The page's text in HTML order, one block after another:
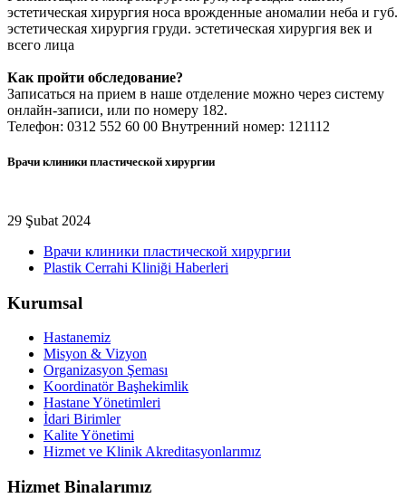
эстетическая хирургия носа врожденные аномалии неба и губ.
эстетическая хирургия груди. эстетическая хирургия век и
всего лица
Как пройти обследование?
Записаться на прием в наше отделение можно через систему
онлайн-записи, или по номеру 182.
Телефон: 0312 552 60 00 Внутренний номер: 121112
Врачи клиники пластической хирургии
29 Şubat 2024
Врачи клиники пластической хирургии
Plastik Cerrahi Kliniği Haberleri
Kurumsal
Hastanemiz
Misyon & Vizyon
Organizasyon Şeması
Koordinatör Başhekimlik
Hastane Yönetimleri
İdari Birimler
Kalite Yönetimi
Hizmet ve Klinik Akreditasyonlarımız
Hizmet Binalarımız